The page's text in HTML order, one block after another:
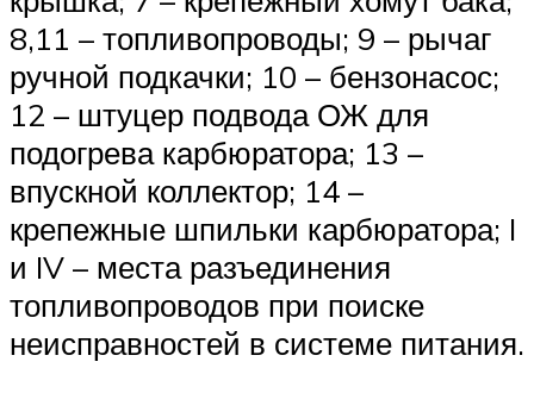
8,11 – топливопроводы; 9 – рычаг
ручной подкачки; 10 – бензонасос;
12 – штуцер подвода ОЖ для
подогрева карбюратора; 13 –
впускной коллектор; 14 –
крепежные шпильки карбюратора; I
и IV – места разъединения
топливопроводов при поиске
неисправностей в системе питания.